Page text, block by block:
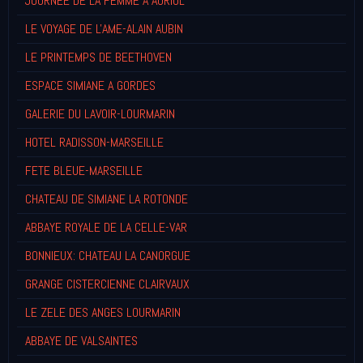
LE VOYAGE DE L'AME-ALAIN AUBIN
LE PRINTEMPS DE BEETHOVEN
ESPACE SIMIANE A GORDES
GALERIE DU LAVOIR-LOURMARIN
HOTEL RADISSON-MARSEILLE
FETE BLEUE-MARSEILLE
CHATEAU DE SIMIANE LA ROTONDE
ABBAYE ROYALE DE LA CELLE-VAR
BONNIEUX: CHATEAU LA CANORGUE
GRANGE CISTERCIENNE CLAIRVAUX
LE ZELE DES ANGES LOURMARIN
ABBAYE DE VALSAINTES